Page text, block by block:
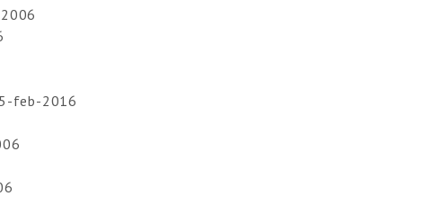
feb-2016